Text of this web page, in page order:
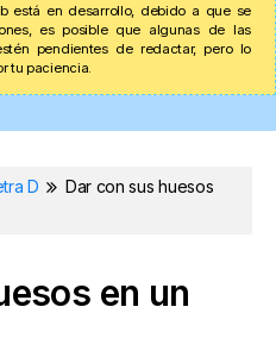
está en desarrollo, debido a que se
es posible que algunas de las
pendientes de redactar, pero lo
tu paciencia.
D
Dar con sus huesos
en un